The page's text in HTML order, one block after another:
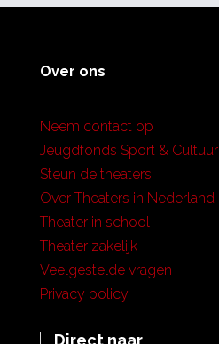
Over ons
Neem contact op
Jeugdfonds Sport & Cultuur
Steun de theaters
Over Theaters in Nederland
Theater in school
Theater zakelijk
Veelgestelde vragen
Privacy policy
Direct naar